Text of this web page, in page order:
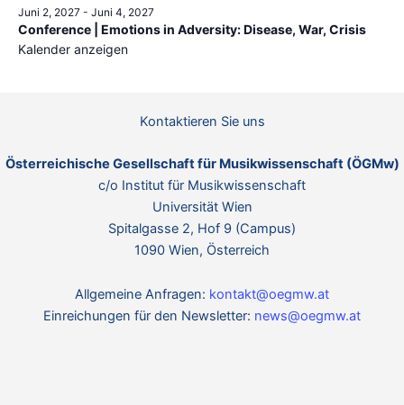
Juni 2, 2027 - Juni 4, 2027
Conference | Emotions in Adversity: Disease, War, Crisis
Kalender anzeigen
Kontaktieren Sie uns
Österreichische Gesellschaft für Musikwissenschaft (ÖGMw)
c/o Institut für Musikwissenschaft
Universität Wien
Spitalgasse 2, Hof 9 (Campus)
1090 Wien, Österreich
Allgemeine Anfragen: kontakt@oegmw.at
Einreichungen für den Newsletter: news@oegmw.at